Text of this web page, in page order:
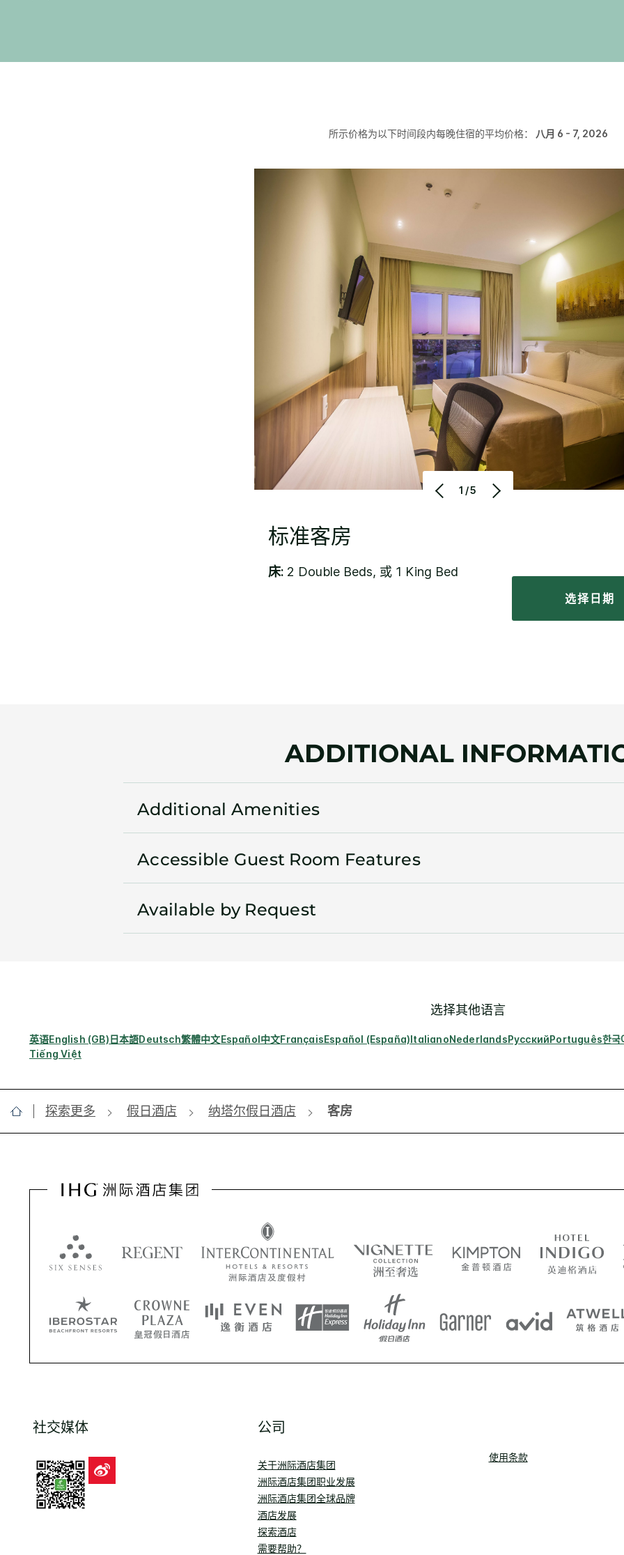
所示价格为以下时间段内每晚住宿的平均价格： 八月 6 - 7, 2026
1/5
标准客房
床: 2 Double Beds, 或 1 King Bed
选择日期
ADDITIONAL
Additional Amenities
Accessible Guest Room Features
Available by Request
选择其他语言
英语English (GB)日本語Deutsch繁體中文Español中文FrançaisEspañol (España)ItalianoNederlandsРусскийPortuguês한국
Tiếng Việt
探索更多 假日酒店 纳塔尔假日酒店 客房
社交媒体 公司
关于洲际酒店集团
洲际酒店集团职业发展
洲际酒店集团全球品牌
酒店发展
探索酒店
需要帮助？
使用条款